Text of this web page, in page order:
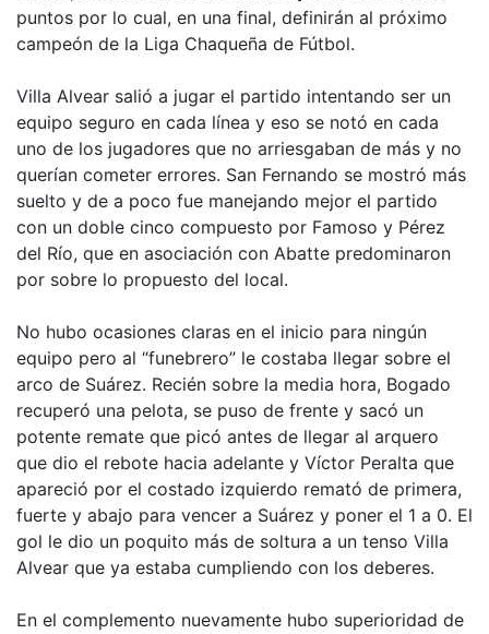
puntos por lo cual, en una final, definirán al próximo
campeón de la Liga Chaqueña de Fútbol.
Villa Alvear salió a jugar el partido intentando ser un
equipo seguro en cada línea y eso se notó en cada
uno de los jugadores que no arriesgaban de más y no
querían cometer errores. San Fernando se mostró más
suelto y de a poco fue manejando mejor el partido
con un doble cinco compuesto por Famoso y Pérez
del Río, que en asociación con Abatte predominaron
por sobre lo propuesto del local.
No hubo ocasiones claras en el inicio para ningún
equipo pero al “funebrero” le costaba llegar sobre el
arco de Suárez. Recién sobre la media hora, Bogado
recuperó una pelota, se puso de frente y sacó un
potente remate que picó antes de llegar al arquero
que dio el rebote hacia adelante y Víctor Peralta que
apareció por el costado izquierdo remató de primera,
fuerte y abajo para vencer a Suárez y poner el 1 a 0. El
gol le dio un poquito más de soltura a un tenso Villa
Alvear que ya estaba cumpliendo con los deberes.
En el complemento nuevamente hubo superioridad de